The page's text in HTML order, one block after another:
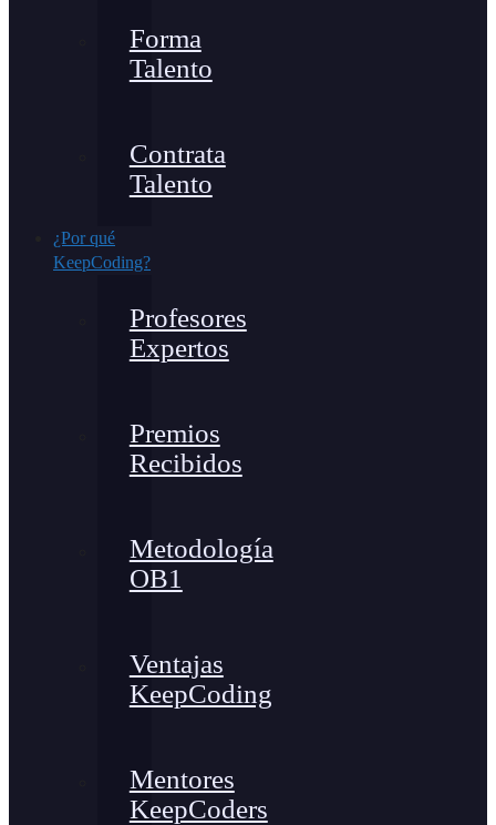
Forma
Talento
Contrata
Talento
¿Por qué
KeepCoding?
Profesores
Expertos
Premios
Recibidos
Metodología
OB1
Ventajas
KeepCoding
Mentores
KeepCoders